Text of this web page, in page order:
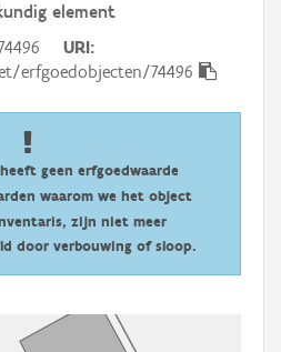
element
URI
erfgoedobjecten/74496
geen erfgoedwaarde
waarom we het object
zijn niet meer
door verbouwing of sloop.